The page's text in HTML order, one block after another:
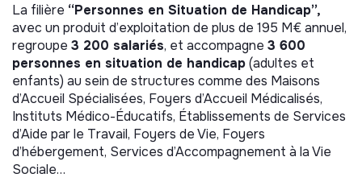
La filière “Personnes en Situation de Handicap”,
avec un produit d’exploitation de plus de 195 M€ annuel,
regroupe 3 200 salariés, et accompagne 3 600
personnes en situation de handicap(adultes et
enfants) au sein de structures comme des Maisons
d’Accueil Spécialisées, Foyers d’Accueil Médicalisés,
Instituts Médico-Éducatifs, Établissements de Services
d’Aide par le Travail, Foyers de Vie, Foyers
d’hébergement, Services d’Accompagnement à la Vie
Sociale…